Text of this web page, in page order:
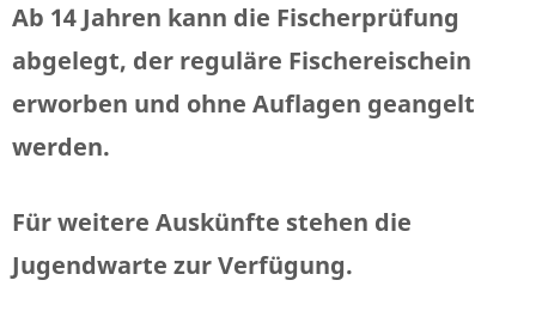
Ab 14 Jahren kann die Fischerprüfung
abgelegt, der reguläre Fischereischein
erworben und ohne Auflagen geangelt
werden.
Für weitere Auskünfte stehen die
Jugendwarte zur Verfügung.